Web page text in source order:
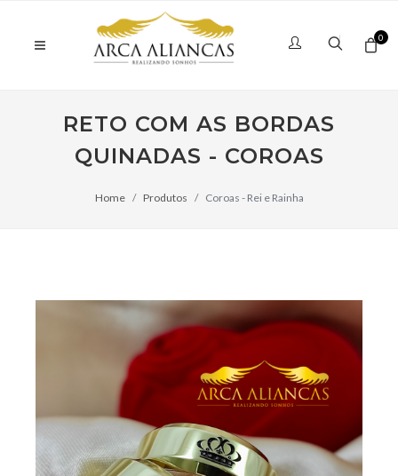
0
RETO COM AS BORDAS
QUINADAS - COROAS
Home Produtos Coroas - Rei e Rainha